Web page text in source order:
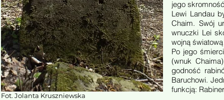
jego
Lewi Landau
Chaim. Swój
wnuczki Lei
wojną
Po jego
(wnuk
godność
Baruchowi.
funkcją:
Fot. Jolanta Kruszniewska